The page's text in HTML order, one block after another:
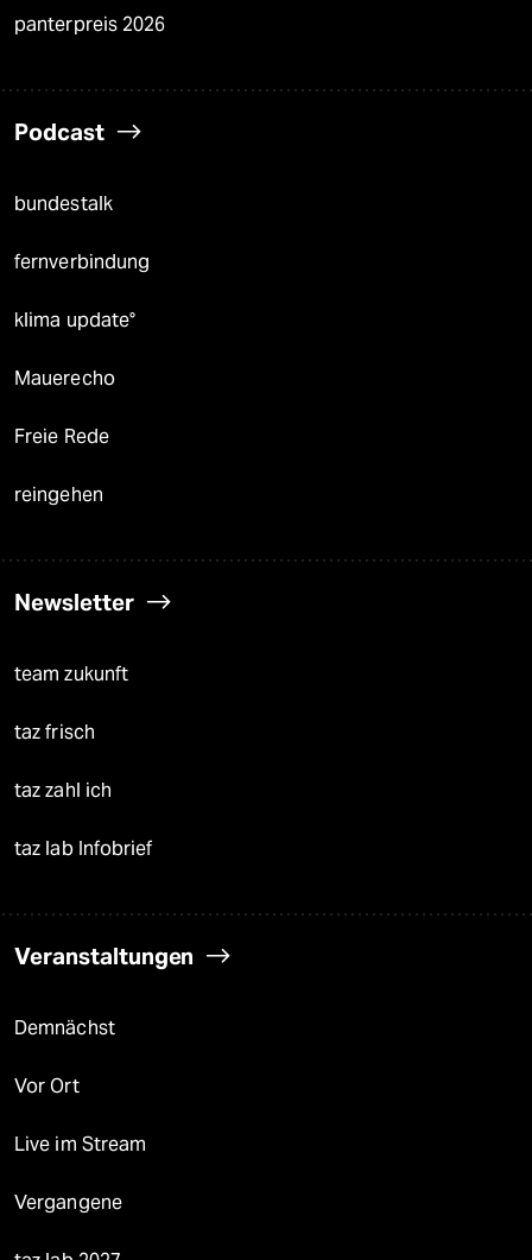
panterpreis 2026
Podcast
bundestalk
fernverbindung
klima update°
Mauerecho
Freie Rede
reingehen
Newsletter
team zukunft
taz frisch
taz zahl ich
taz lab Infobrief
Veranstaltungen
Demnächst
Vor Ort
Live im Stream
Vergangene